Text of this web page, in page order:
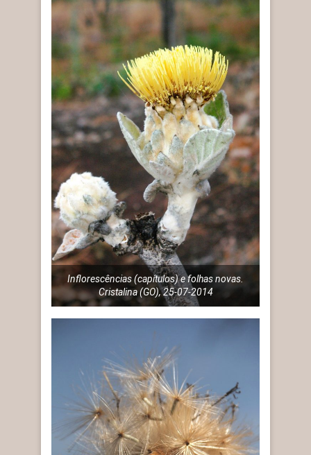
Inflorescências (capítulos) e folhas novas.
Cristalina (GO), 25-07-2014